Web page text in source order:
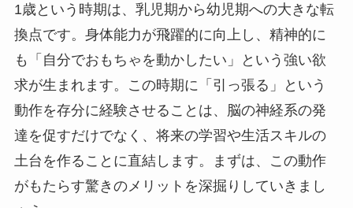
1歳という時期は、乳児期から幼児期への大きな転
換点です。身体能力が飛躍的に向上し、精神的に
も「自分でおもちゃを動かしたい」という強い欲
求が生まれます。この時期に「引っ張る」という
動作を存分に経験させることは、脳の神経系の発
達を促すだけでなく、将来の学習や生活スキルの
土台を作ることに直結します。まずは、この動作
がもたらす驚きのメリットを深掘りしていきまし